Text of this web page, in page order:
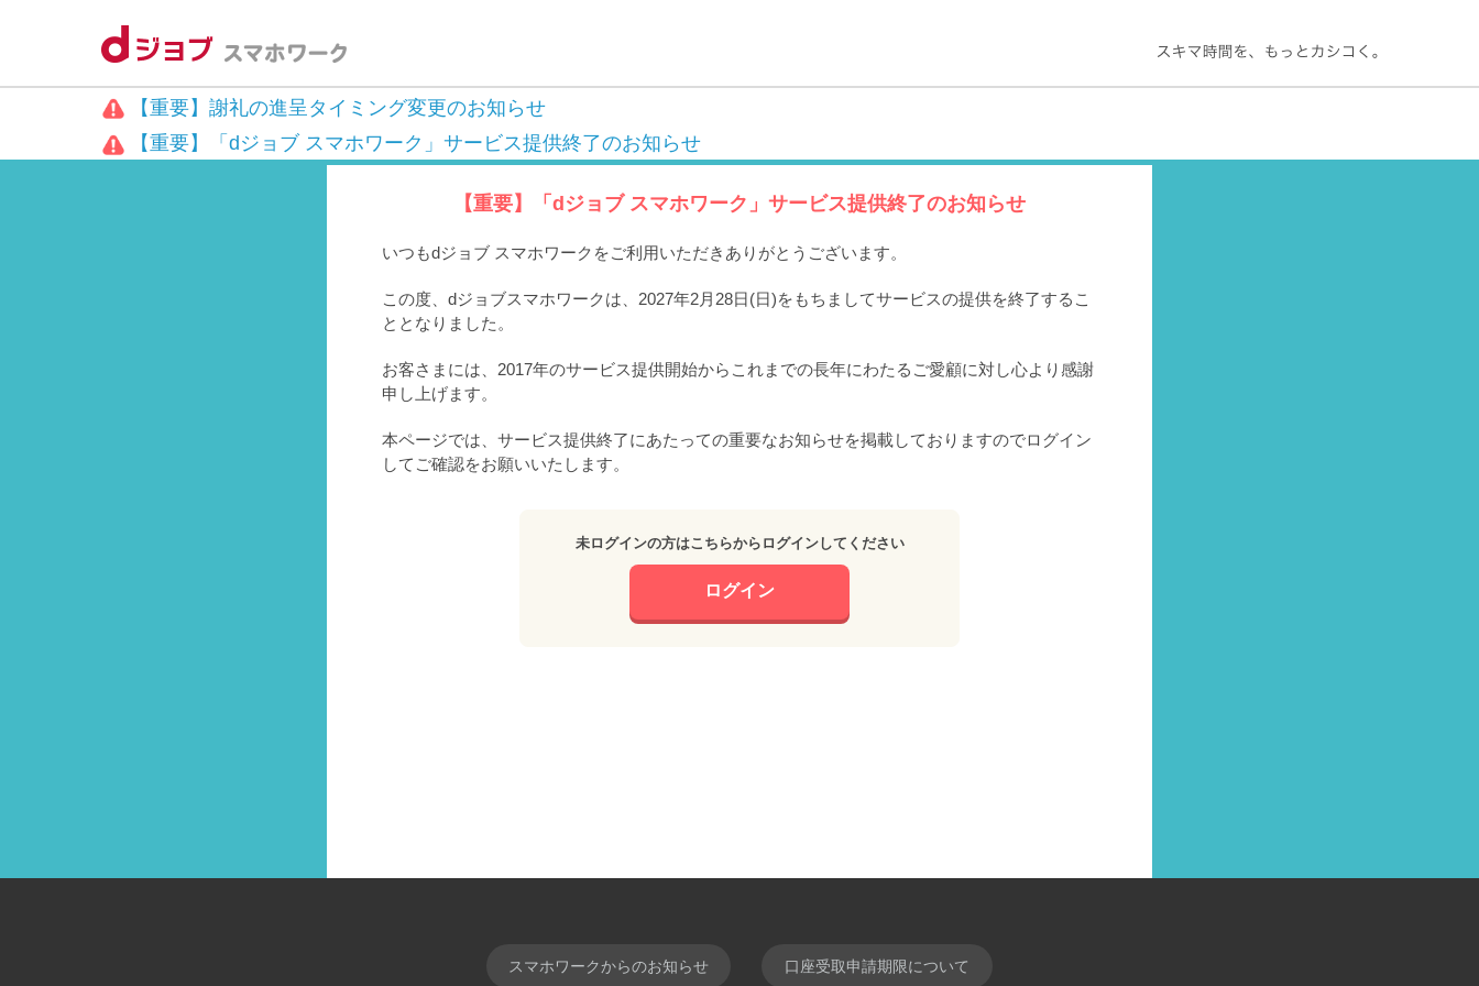
【重要】謝礼の進呈タイミング変更のお知らせ
【重要】「dジョブ スマホワーク」サービス提供終了のお知らせ
【重要】「dジョブ スマホワーク」サービス提供終了のお知らせ
いつもdジョブ スマホワークをご利用いただきありがとうございます。
この度、dジョブスマホワークは、2027年2月28日(日)をもちましてサービスの提供を終了するこ
ととなりました。
お客さまには、2017年のサービス提供開始からこれまでの長年にわたるご愛顧に対し心より感謝
申し上げます。
本ページでは、サービス提供終了にあたっての重要なお知らせを掲載しておりますのでログイン
してご確認をお願いいたします。
未ログインの方はこちらからログインしてください
ログイン
スマホワークからのお知らせ 口座受取申請期限について